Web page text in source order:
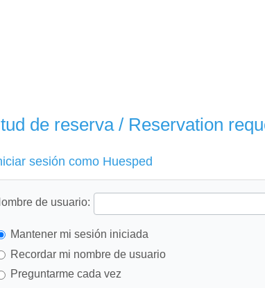
de reserva / Reservation
sesión como Huesped
de usuario:
Mantener mi sesión iniciada
Recordar mi nombre de usuario
Preguntarme cada vez